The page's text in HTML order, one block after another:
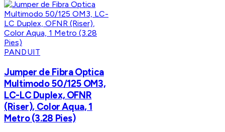
PANDUIT
Jumper de Fibra Optica
Multimodo 50/125 OM3,
LC-LC Duplex, OFNR
(Riser), Color Aqua, 1
Metro (3.28 Pies)